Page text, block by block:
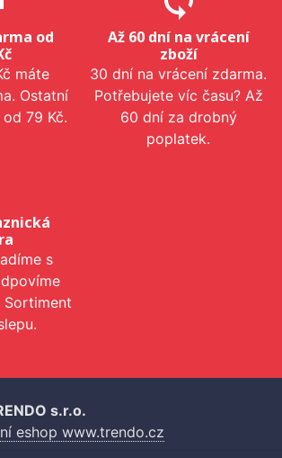
od
máte
Ostatní
79 Kč.
Až 60 dní na vrácení
zboží
30 dní na vrácení zdarma.
Potřebujete víc času? Až
60 dní za drobný
poplatek.
s
Sortiment
s.r.o.
eshop www.trendo.cz